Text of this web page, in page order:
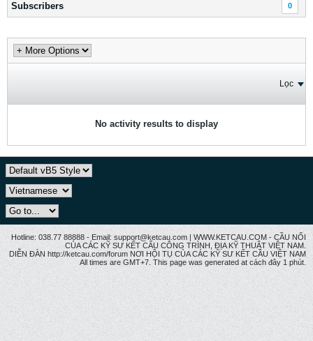
Subscribers 0
Lọc
No activity results to display
Hotline: 038.77 88888 - Email: support@ketcau.com | WWW.KETCAU.COM - CẦU NỐI
CỦA CÁC KỸ SƯ KẾT CẤU CÔNG TRÌNH, ĐỊA KỸ THUẬT VIỆT NAM.
DIỄN ĐÀN http://ketcau.com/forum NƠI HỘI TỤ CỦA CÁC KỸ SƯ KẾT CÂU VIỆT NAM
All times are GMT+7. This page was generated at cách đây 1 phút.